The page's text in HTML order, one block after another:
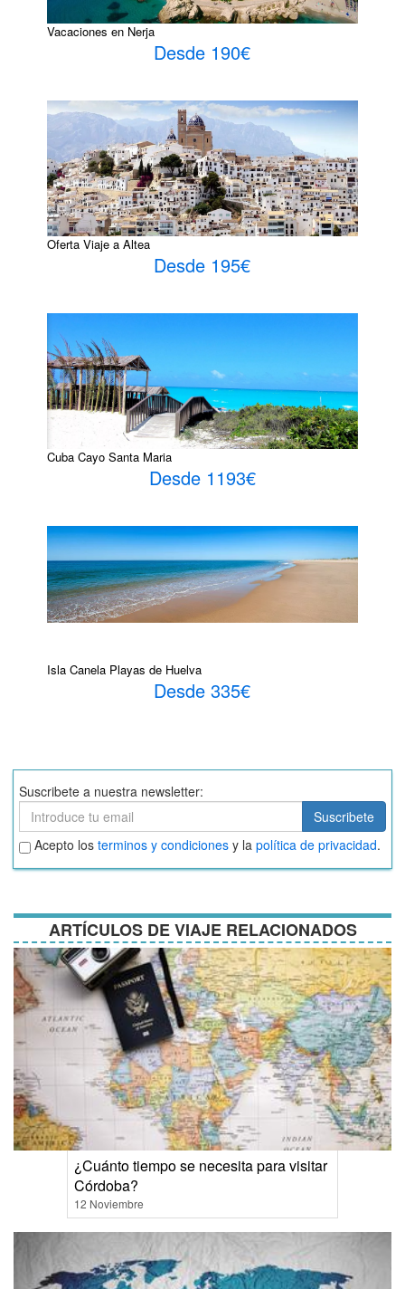
Vacaciones en Nerja
Desde 190€
Oferta Viaje a Altea
Desde 195€
Cuba Cayo Santa Maria
Desde 1193€
Isla Canela Playas de Huelva
Desde 335€
Suscribete a nuestra newsletter:
Suscribete
Suscribete
Aceptar
términos
y
Acepto los terminos y condiciones y la política de privacidad.
ARTÍCULOS DE VIAJE RELACIONADOS
¿Cuánto tiempo se necesita para visitar
Córdoba?
12 Noviembre